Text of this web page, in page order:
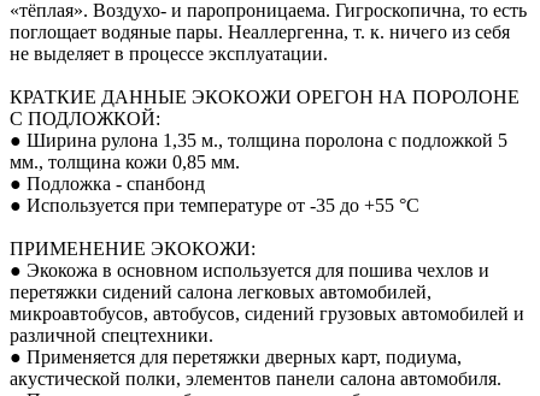
«тёплая». Воздухо- и паропроницаема. Гигроскопична, то есть
поглощает водяные пары. Неаллергенна, т. к. ничего из себя
не выделяет в процессе эксплуатации.
КРАТКИЕ ДАННЫЕ ЭКОКОЖИ ОРЕГОН НА ПОРОЛОНЕ
С ПОДЛОЖКОЙ:
● Ширина рулона 1,35 м., толщина поролона с подложкой 5
мм., толщина кожи 0,85 мм.
● Подложка - спанбонд
● Используется при температуре от -35 до +55 °С
ПРИМЕНЕНИЕ ЭКОКОЖИ:
● Экокожа в основном используется для пошива чехлов и
перетяжки сидений салона легковых автомобилей,
микроавтобусов, автобусов, сидений грузовых автомобилей и
различной спецтехники.
● Применяется для перетяжки дверных карт, подиума,
акустической полки, элементов панели салона автомобиля.